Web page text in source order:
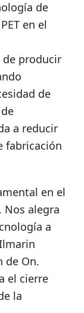
de
en el
de producir
de
a reducir
fabricación
en el
Nos alegra
a
de On.
el cierre
la